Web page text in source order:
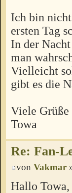
Ich bin nicht
ersten Tag
In der
man
Vielleicht
gibt es die
Viele Grüße
Towa
Re: Fan-
von Vakmar
Hallo Towa,